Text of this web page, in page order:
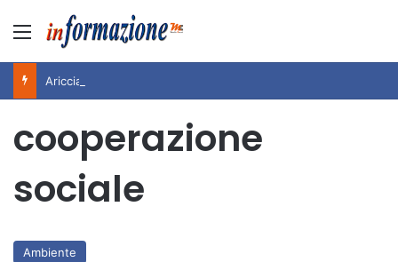
Menu
cooperazione
sociale
Ambiente